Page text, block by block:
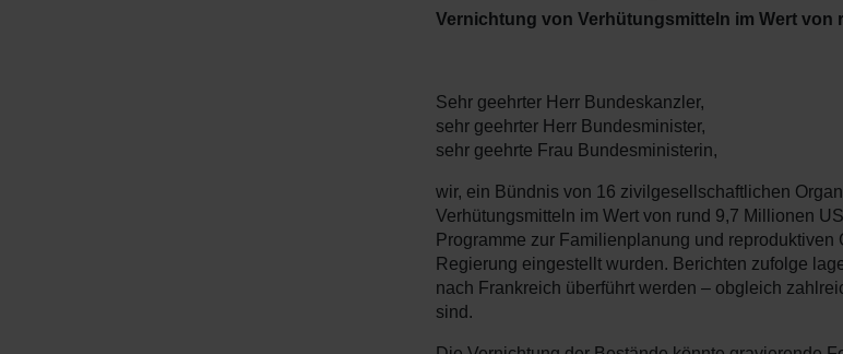
Vernichtung von Verhütungsmitteln im Wert von
Sehr geehrter Herr Bundeskanzler,
sehr geehrter Herr Bundesminister,
sehr geehrte Frau Bundesministerin,
wir, ein Bündnis von 16 zivilgesellschaftlichen
Verhütungsmitteln im Wert von rund 9,7 Millionen
Programme zur Familienplanung und
Regierung eingestellt wurden. Berichten zufolge
nach Frankreich überführt werden – obgleich
sind.